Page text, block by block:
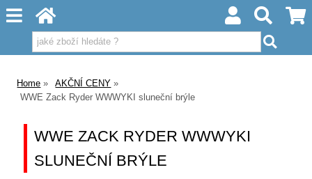
Home
AKČNÍ CENY
WWE Zack Ryder WWWYKI sluneční brýle
WWE ZACK RYDER WWWYKI
SLUNEČNÍ BRÝLE